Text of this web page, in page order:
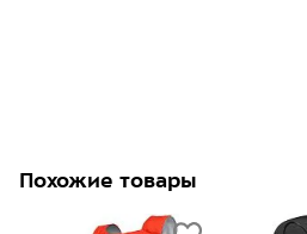
Похожие товары